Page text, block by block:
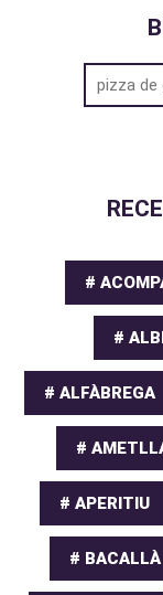
#
#
# ALFÀBREGA
#
# APERITIU
# BACALLÀ